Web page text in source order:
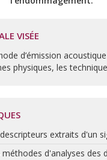
VISÉE
d’émission
physiques, les
extraits d'un
d'analyses des